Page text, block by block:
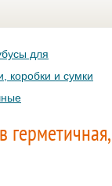
для
коробки и сумки
герметичная,